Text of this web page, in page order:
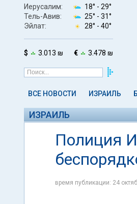
Иерусалим: 18° - 29°
Тель-Авив:
25° - 31°
Эйлат:
28° - 40°
$ 3.013 ₪ € 3.478 ₪
ВСЕ НОВОСТИ ИЗРАИЛЬ
ИЗРАИЛЬ
Полиция
время публикации: 24